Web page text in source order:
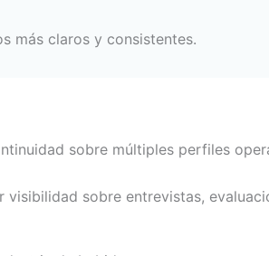
más claros y consistentes.
sobre múltiples perfiles
sobre entrevistas,